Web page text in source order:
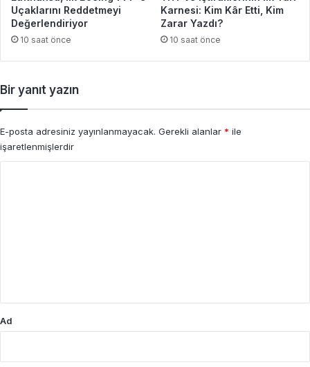
Uçaklarını Reddetmeyi
Değerlendiriyor
10 saat önce
Karnesi: Kim Kâr Etti, Kim
Zarar Yazdı?
10 saat önce
Bir yanıt yazın
E-posta adresiniz yayınlanmayacak. Gerekli alanlar * ile
işaretlenmişlerdir
Ad